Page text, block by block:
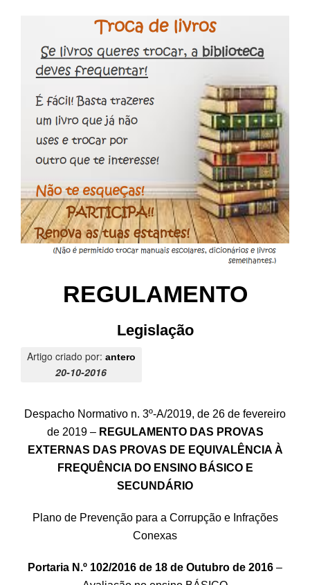
REGULAMENTO
Legislação
Artigo criado por: antero
20-10-2016
Despacho Normativo n. 3º-A/2019, de 26 de fevereiro
de 2019 – REGULAMENTO DAS PROVAS
EXTERNAS DAS PROVAS DE EQUIVALÊNCIA À
FREQUÊNCIA DO ENSINO BÁSICO E
SECUNDÁRIO
Plano de Prevenção para a Corrupção e Infrações
Conexas
Portaria N.º 102/2016 de 18 de Outubro de 2016 –